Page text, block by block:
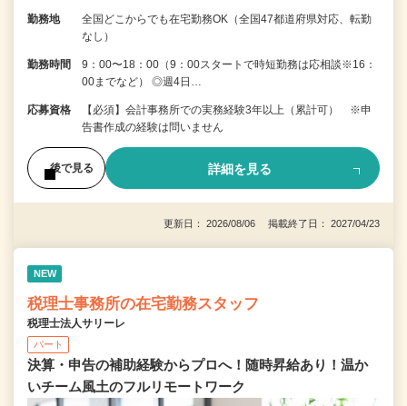
勤務地
全国どこからでも在宅勤務OK（全国47都道府県対応、転勤
なし）
勤務時間
9：00〜18：00（9：00スタートで時短勤務は応相談※16：
00までなど） ◎週4日…
応募資格
【必須】会計事務所での実務経験3年以上（累計可） ※申
告書作成の経験は問いません
後で見る 詳細を見る
更新日： 2026/08/06 掲載終了日： 2027/04/23
NEW
税理士事務所の在宅勤務スタッフ
税理士法人サリーレ
パート
決算・申告の補助経験からプロへ！随時昇給あり！温か
いチーム⾵⼟のフルリモートワーク